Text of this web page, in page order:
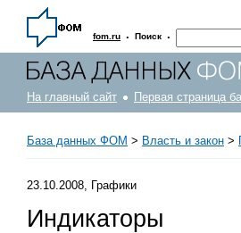
fom.ru · Поиск ·
На главный сайт Первая страница
База данных ФОМ > Власть и закон >
23.10.2008, Графики
Индикаторы